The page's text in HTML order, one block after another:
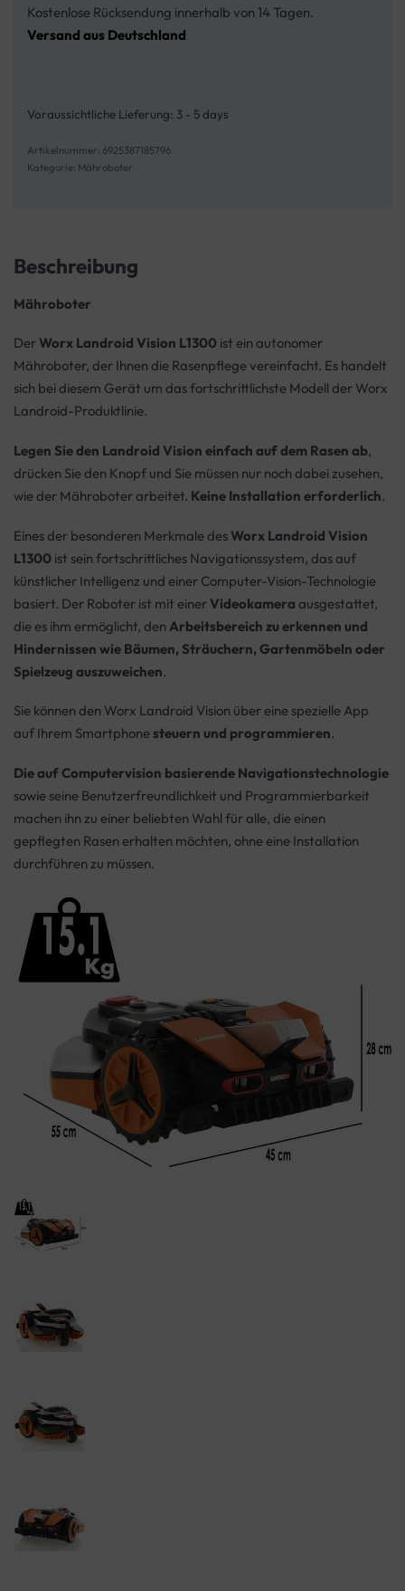
Kostenlose Rücksendung innerhalb von 14 Tagen.
Versand aus Deutschland
Voraussichtliche Lieferung: 3 - 5 days
6925387185796
Kategorie: Mähroboter
Beschreibung
Mähroboter
Der Worx Landroid Vision L1300 ist ein autonomer
Mähroboter, der Ihnen die Rasenpflege vereinfacht. Es handelt
sich bei diesem Gerät um das fortschrittlichste Modell der Worx
Landroid-Produktlinie.
Legen Sie den Landroid Vision einfach auf dem Rasen ab,
drücken Sie den Knopf und Sie müssen nur noch dabei zusehen,
wie der Mähroboter arbeitet. Keine Installation erforderlich.
Eines der besonderen Merkmale des Worx Landroid Vision
L1300 ist sein fortschrittliches Navigationssystem, das auf
künstlicher Intelligenz und einer Computer-Vision-Technologie
basiert. Der Roboter ist mit einer Videokamera ausgestattet,
die es ihm ermöglicht, den Arbeitsbereich zu erkennen und
Hindernissen wie Bäumen, Sträuchern, Gartenmöbeln oder
Spielzeug auszuweichen.
Sie können den Worx Landroid Vision über eine spezielle App
auf Ihrem Smartphonesteuern und programmieren.
Die auf Computervision basierende Navigationstechnologie
sowie seine Benutzerfreundlichkeit und Programmierbarkeit
machen ihn zu einer beliebten Wahl für alle, die einen
gepflegten Rasen erhalten möchten, ohne eine Installation
durchführen zu müssen.